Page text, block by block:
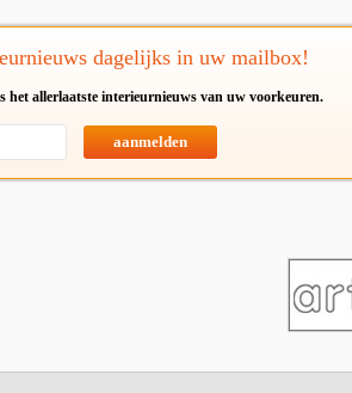
dagelijks in uw mailbox!
het allerlaatste interieurnieuws van uw voorkeuren.
aanmelden